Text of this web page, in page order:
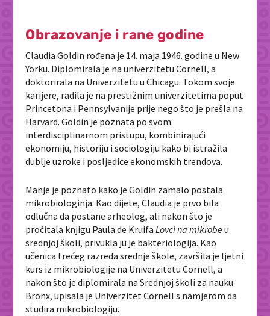
Obrazovanje i rane godine
Claudia Goldin rođena je 14. maja 1946. godine u New
Yorku. Diplomirala je na univerzitetu Cornell, a
doktorirala na Univerzitetu u Chicagu. Tokom svoje
karijere, radila je na prestižnim univerzitetima poput
Princetona i Pennsylvanije prije nego što je prešla na
Harvard. Goldin je poznata po svom
interdisciplinarnom pristupu, kombinirajući
ekonomiju, historiju i sociologiju kako bi istražila
dublje uzroke i posljedice ekonomskih trendova.
Manje je poznato kako je Goldin zamalo postala
mikrobiologinja. Kao dijete, Claudia je prvo bila
odlučna da postane arheolog, ali nakon što je
pročitala knjigu Paula de KruifaLovci na mikrobeu
srednjoj školi, privukla ju je bakteriologija. Kao
učenica trećeg razreda srednje škole, završila je ljetni
kurs iz mikrobiologije na Univerzitetu Cornell, a
nakon što je diplomirala na Srednjoj školi za nauku
Bronx, upisala je Univerzitet Cornell s namjerom da
studira mikrobiologiju.